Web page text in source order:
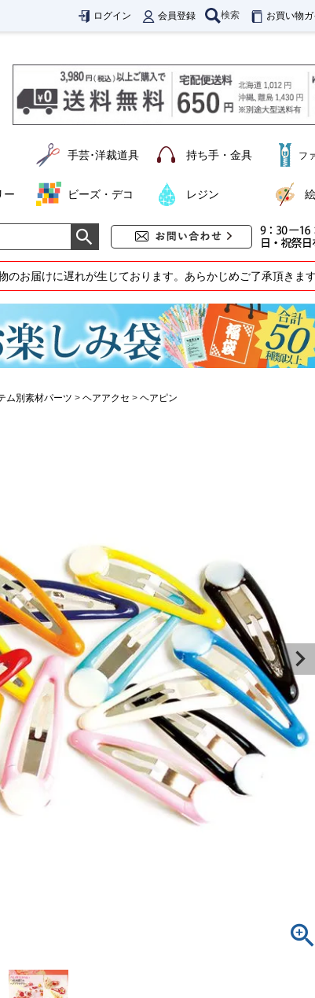
ログイン 会員登録 検索 お買い物ガ
手芸･洋裁道具 持ち手・金具 フ
ー ビーズ・デコ レジン
のお届けに遅れが生じております。あらかじめご了承頂き
ム別素材パーツ ヘアアクセ ヘアピン